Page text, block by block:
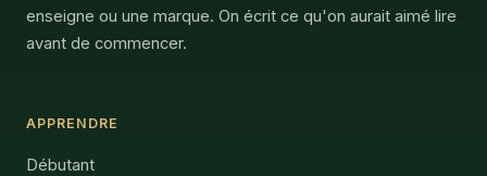
enseigne ou une marque. On écrit ce qu'on aurait aimé lire
avant de commencer.
APPRENDRE
Débutant